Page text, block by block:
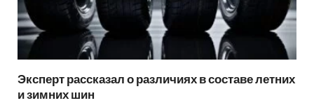
Эксперт рассказал о различиях в составе летних
и зимних шин